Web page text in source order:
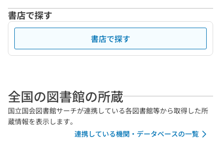
書店で探す
書店で探す
全国の図書館の所蔵
国立国会図書館サーチが連携している各図書館等から取得した所
蔵情報を表示します。
連携している機関・データベースの一覧